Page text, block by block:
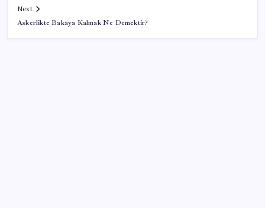
Next
Askerlikte Bakaya Kalmak Ne Demektir?